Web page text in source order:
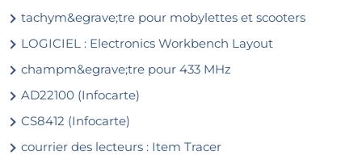
tachym&egrave;tre pour mobylettes et scooters
LOGICIEL : Electronics Workbench Layout
champm&egrave;tre pour 433 MHz
AD22100 (Infocarte)
CS8412 (Infocarte)
courrier des lecteurs : Item Tracer